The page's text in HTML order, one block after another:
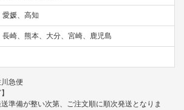
愛媛、高知
長崎、熊本、大分、宮崎、鹿児島
川急便
準備が整い次第、ご注文順に順次発送となりま